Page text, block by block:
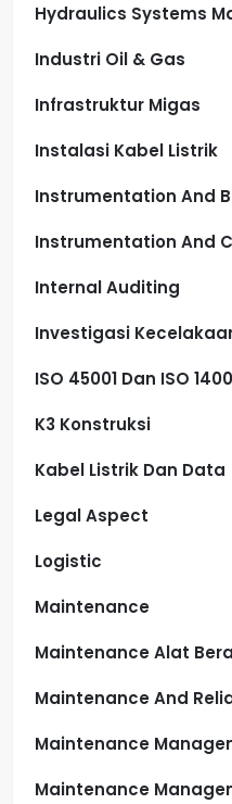
Hydraulics Systems
Industri Oil & Gas
Infrastruktur Migas
Instalasi Kabel Listrik
Instrumentation And
Instrumentation And
Internal Auditing
Investigasi
ISO 45001 Dan ISO
K3 Konstruksi
Kabel Listrik Dan Data
Legal Aspect
Logistic
Maintenance
Maintenance Alat
Maintenance And
Maintenance
Maintenance